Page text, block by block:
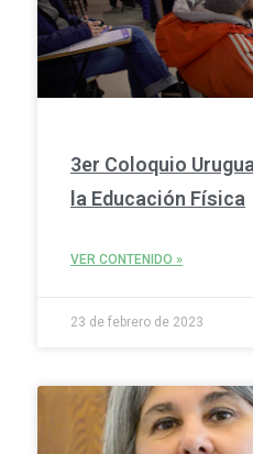
3er Coloquio
la Educación Física
VER CONTENIDO »
23 de febrero de 2023